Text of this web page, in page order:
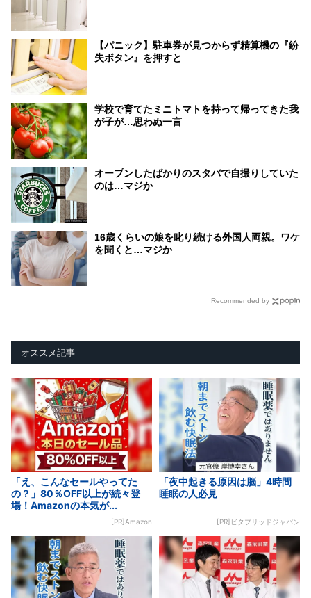
【パニック】駐車券が見つからず精算機の『紛
失ボタン』を押すと
学校で育てたミニトマトを持って帰ってきた我
が子が…思わぬ一言
オープンしたばかりのスタバで自撮りしていた
のは…マジか
16歳くらいの娘を叱り続ける外国人両親。ワケ
を聞くと…マジか
Recommended by
オススメ記事
「え、こんなセールやってた
の？」80％OFF以上が続々登
場！Amazonの本気が...
[PR]Amazon
「夜中起きる原因は脳」4時間
睡眠の人必見
[PR]ビタブリッドジャパン